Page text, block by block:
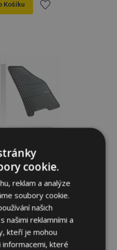
Košíku
pro CHEVROLET
2003-2009
Kč
cookie.
reklam a analýze
soubory cookie.
našich
našimi reklamními a
kteří je mohou
informacemi, které